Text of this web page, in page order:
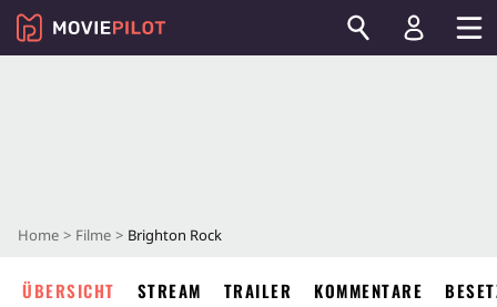
Home Filme Brighton Rock
ÜBERSICHT STREAM TRAILER KOMMENTARE